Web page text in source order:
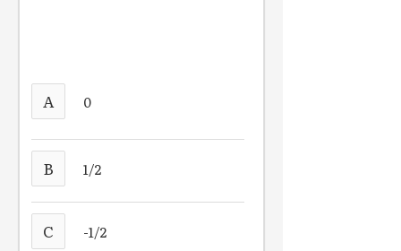
A 0
B 1/2
C -1/2